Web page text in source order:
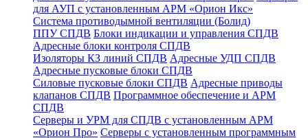
для АУП с установленным АРМ «Орион Икс»
Система противодымной вентиляции (Болид)
ППУ СПДВ Блоки индикации и управления СПДВ
Адресные блоки контроля СПДВ
Изоляторы КЗ линий СПДВ Адресные УДП СПДВ
Адресные пусковые блоки СПДВ
Силовые пусковые блоки СПДВ Адресные приводы
клапанов СПДВ Программное обеспечение и АРМ
СПДВ
Серверы и УРМ для СПДВ с установленным АРМ
«Орион Про» Серверы с установленным программным